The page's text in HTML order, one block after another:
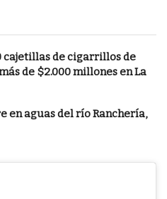
cajetillas de cigarrillos de
de $2.000 millones en La
en aguas del río Ranchería,